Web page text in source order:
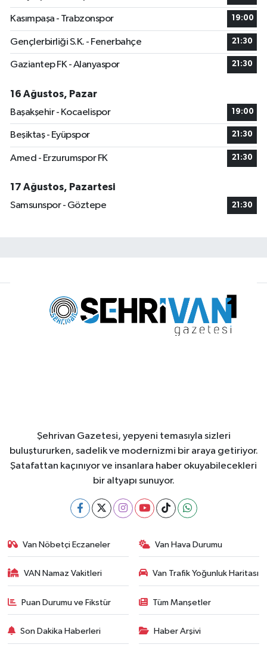
Kasımpaşa - Trabzonspor 19:00
Gençlerbirliği S.K. - Fenerbahçe 21:30
Gaziantep FK - Alanyaspor 21:30
16 Ağustos, Pazar
Başakşehir - Kocaelispor
19:00
Beşiktaş - Eyüpspor 21:30
Amed - Erzurumspor FK 21:30
17 Ağustos, Pazartesi
Samsunspor - Göztepe
21:30
Şehrivan Gazetesi, yepyeni temasıyla sizleri
buluştururken, sadelik ve modernizmi bir araya getiriyor.
Şatafattan kaçınıyor ve insanlara haber okuyabilecekleri
bir altyapı sunuyor.
Van Nöbetçi Eczaneler Van Hava Durumu
VAN Namaz Vakitleri Van Trafik Yoğunluk Haritası
Puan Durumu ve Fikstür Tüm Manşetler
Son Dakika Haberleri Haber Arşivi